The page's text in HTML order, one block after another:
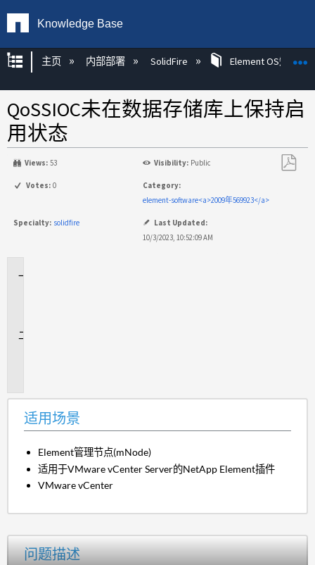
Knowledge Base
扩展/隐缩全局层次
主页 内部部署 SolidFire Element OS知识库
QoSSIOC未在数据存储库上保持启
用状态
Views: 53 Visibility: Public
Votes: 0
Category:
element-software<a>2009年569923</a>
Specialty: solidfire
Last Updated:
10/3/2023, 10:52:09 AM
适用场景
Element管理节点(mNode)
适用于VMware vCenter Server的NetApp Element插件
VMware vCenter
问题描述